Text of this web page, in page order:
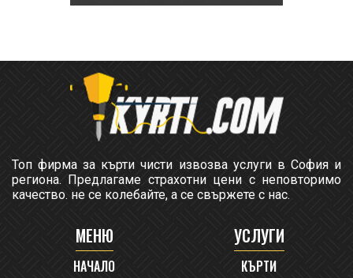
Топ фирма за кърти чисти извозва услуги в София и
региона. Предлагаме страхотни цени с неповторимо
качество. не се колебайте, а се свържете с нас.
МЕНЮ
НАЧАЛО
УСЛУГИ
КЪРТИ